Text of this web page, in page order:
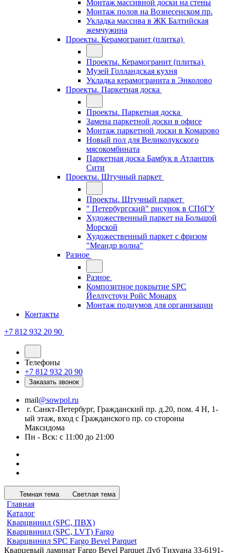
Монтаж массивной доски на стены
Монтаж полов на Вознесенском пр.
Укладка массива в ЖК Балтийская
жемчужина
Проекты. Керамогранит (плитка)
Проекты. Керамогранит (плитка)
Музей Голландская кухня
Укладка керамогранита в Энколово
Проекты. Паркетная доска
Проекты. Паркетная доска
Замена паркетной доски в офисе
Монтаж паркетной доски в Комарово
Новый пол для Великолукского
мясокомбината
Паркетная доска Бамбук в Атлантик
Сити
Проекты. Штучный паркет
Проекты. Штучный паркет
" Петербургский" рисунок в СПбГУ
Художественный паркет на Большой
Морской
Художественный паркет с фризом
"Меандр волна"
Разное
Разное
Композитное покрытие SPC
Йеллустоун Ройс Монарх
Монтаж подиумов для организации
Контакты
+7 812 932 20 90
Телефоны
+7 812 932 20 90
Заказать звонок
mail@sowpol.ru
г. Санкт-Петербург, Гражданский пр. д.20, пом. 4 Н, 1-
ый этаж, вход с Гражданского пр. со стороны
Максидома
Пн - Вск: с 11:00 до 21:00
Темная тема Светлая тема
Главная
Каталог
Кварцвинил (SPC, ПВХ)
Кварцвинил (SPC, LVT) Fargo
Кварцвинил SPC Fargo Bevel Parquet
Кварцевый ламинат Fargo Bevel Parquet Дуб Тихуана 33-6191-